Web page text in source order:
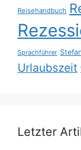
Reisehandbuch
Sprachführer
Urlaubszeit
Letzter